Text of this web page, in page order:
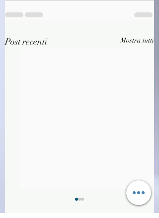
Post recenti Mostra tutti